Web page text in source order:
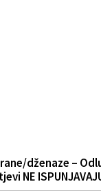
dženaze –
NE